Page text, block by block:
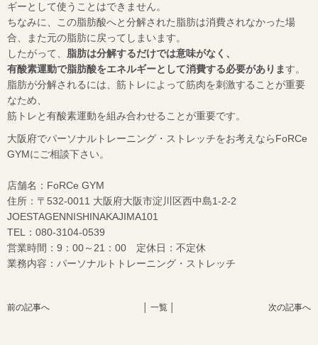
ギーとして使うことはできません。
ちなみに、この脂肪酸へと分解された脂肪は消費されなかった場
合、また元の脂肪に戻ってしまいます。
したがって、 脂肪は分解するだけでは意味がなく、
有酸素運動で脂肪酸をエネルギーとして消費する必要があります。
脂肪が分解されるには、筋トレによって筋肉を刺激することが重要
なため、
筋トレと有酸素運動を組み合わせることが重要です。
大阪府でパーソナルトレーニング・ストレッチをお考えならFoRCe
GYMにご相談下さい。
店舗名：FoRCe GYM
住所：〒532-0011 大阪府大阪市淀川区西中島1-2-2
JOESTAGENNISHINAKAJIMA101
TEL：080-3104-0539
営業時間：9：00～21：00 定休日：不定休
業務内容：パーソナルトトレーニング・ストレッチ
前の記事へ 次の記事へ
│ 一覧 │